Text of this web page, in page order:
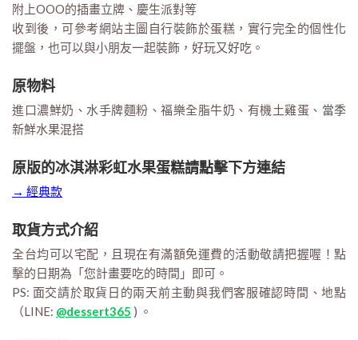
附上OOO的插畫立牌、慶生派對等
收到後，可參考網站主圖自行裝飾於蛋糕，實行完全的個性化
擺盤，也可以與小朋友一起裝飾，好玩又好吃。
原物料
進口濃鮮奶、水手牌麵粉、福樂全脂牛奶、有機土雞蛋、當季
新鮮水果混搭
原版的冰淇淋彩虹水果蛋糕請點擊下方連結
→ 經典款
取貨方式介紹
全台均可以宅配，且現在有滿額免運費的活動敬請把握喔！點
擊的日期為「您計畫要吃的時間」即可。
PS: 面交請於取貨日的兩天前主動與我們客服確認時間、地點
（LINE: @dessert365 ) 。